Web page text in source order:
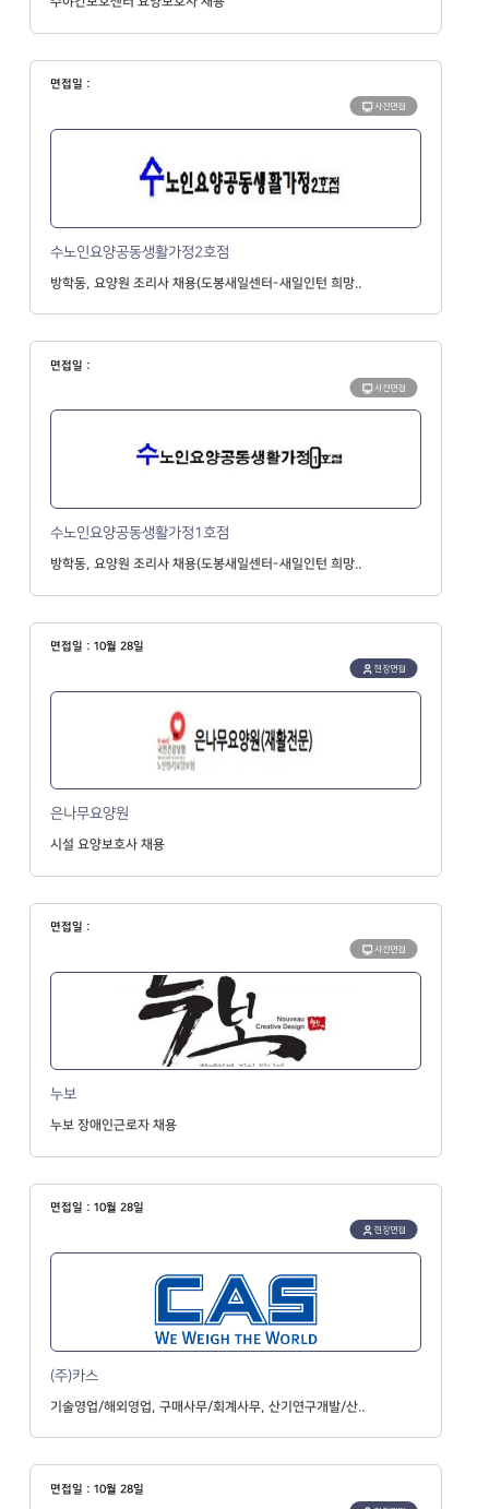
면접일 :
사전면접
수노인요양공동생활가정2호점
방학동, 요양원 조리사 채용(도봉새일센터-새일인턴 희망..
면접일 :
사전면접
수노인요양공동생활가정1호점
방학동, 요양원 조리사 채용(도봉새일센터-새일인턴 희망..
면접일 : 10월 28일
현장면접
은나무요양원
시설 요양보호사 채용
면접일 :
사전면접
누보
누보 장애인근로자 채용
면접일 : 10월 28일
현장면접
(주)카스
기술영업/해외영업, 구매사무/회계사무, 산기연구개발/산..
면접일 : 10월 28일